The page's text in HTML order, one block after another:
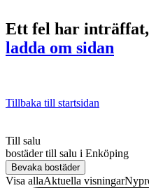
Ett fel har
ladda om sidan
Tillbaka till startsidan
Till salu
bostäder till salu i Enköping
Bevaka bostäder
Visa allaAktuella visningar